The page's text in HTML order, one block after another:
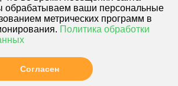
телефон:
(8184)
обрабатываем ваши персональные
метрических программ в
Политика обработки
Согласен